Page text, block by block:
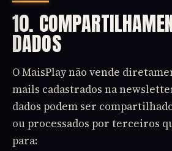
10.
DADOS
O MaisPlay não vende
mails cadastrados na
dados podem ser
ou processados por terceiros
para: